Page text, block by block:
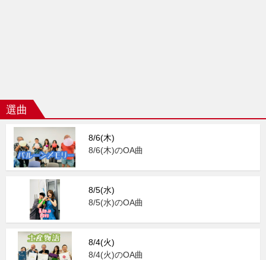
選曲
8/6(木)
8/6(木)のOA曲
8/5(水)
8/5(水)のOA曲
8/4(火)
8/4(火)のOA曲